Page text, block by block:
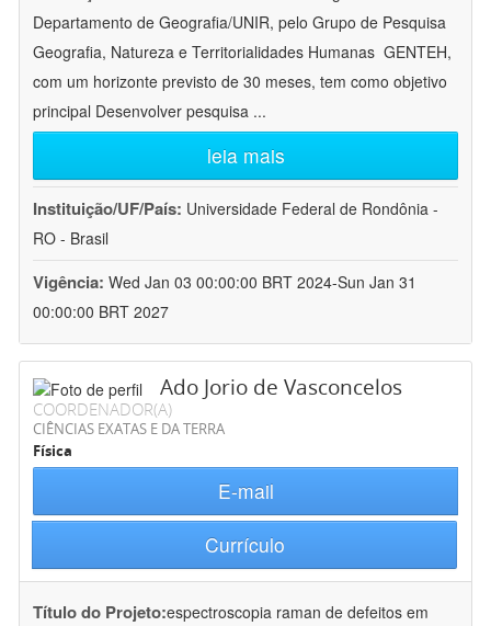
Departamento de Geografia/UNIR, pelo Grupo de Pesquisa
Geografia, Natureza e Territorialidades Humanas  GENTEH,
com um horizonte previsto de 30 meses, tem como objetivo
principal Desenvolver pesquisa ...
leia mais
Instituição/UF/País: Universidade Federal de Rondônia -
RO - Brasil
Vigência: Wed Jan 03 00:00:00 BRT 2024-Sun Jan 31
00:00:00 BRT 2027
Ado Jorio de Vasconcelos
COORDENADOR(A)
CIÊNCIAS EXATAS E DA TERRA
Física
E-mail
Currículo
Título do Projeto:espectroscopia raman de defeitos em